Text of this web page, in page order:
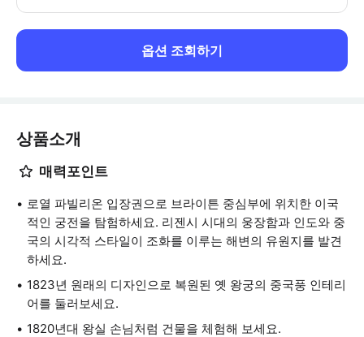
옵션 조회하기
상품소개
매력포인트
로열 파빌리온 입장권으로 브라이튼 중심부에 위치한 이국
적인 궁전을 탐험하세요. 리젠시 시대의 웅장함과 인도와 중
국의 시각적 스타일이 조화를 이루는 해변의 유원지를 발견
하세요.
1823년 원래의 디자인으로 복원된 옛 왕궁의 중국풍 인테리
어를 둘러보세요.
1820년대 왕실 손님처럼 건물을 체험해 보세요.